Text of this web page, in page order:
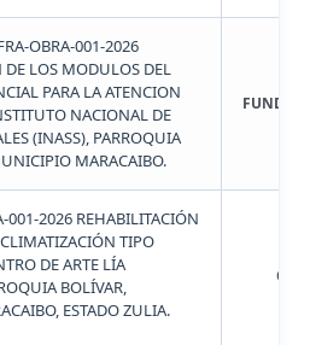
OBRA-001-2026
LOS MODULOS DEL
PARA LA ATENCION
NACIONAL DE
(INASS), PARROQUIA
MARACAIBO.
001-2026 REHABILITACIÓN
TIPO
DE ARTE LÍA
BOLÍVAR,
ESTADO ZULIA.
CRU